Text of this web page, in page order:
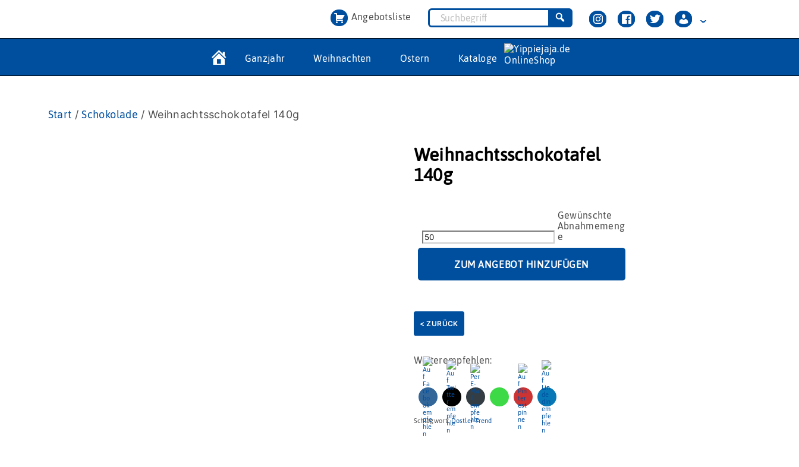
Angebotsliste
Ganzjahr Weihnachten Ostern Kataloge
Start /Schokolade / Weihnachtsschokotafel 140g
Weihnachtsschokotafel
140g
Menge
ZUM ANGEBOT HINZUFÜGEN
< ZURÜCK
Weiterempfehlen:
Schlagwort:Dostler Trend